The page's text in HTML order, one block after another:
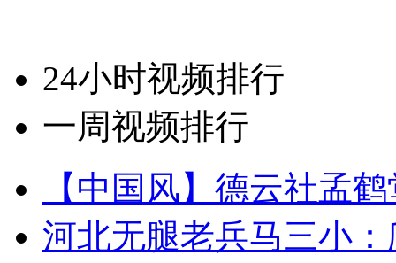
24小时视频排行
一周视频排行
【中国风】德云社孟
河北无腿老兵马三小